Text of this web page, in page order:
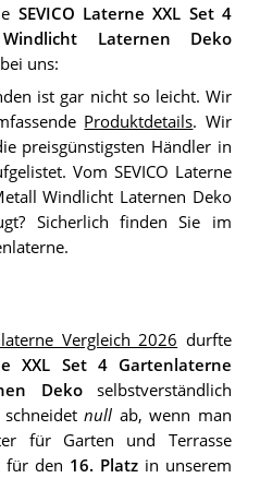
SEVICO Laterne XXL Set 4
Laternen Deko
uns:
ist gar nicht so leicht. Wir
Produktdetails. Wir
preisgünstigsten Händler in
Vom SEVICO Laterne
Windlicht Laternen Deko
Sicherlich finden Sie im
Vergleich 2026 durfte
XXL Set 4 Gartenlaterne
Dekoselbstverständlich
schneidetnull ab, wenn man
für Garten und Terrasse
für den 16. Platz in unserem